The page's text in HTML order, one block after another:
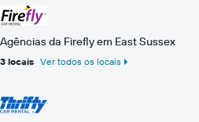
Agências da Firefly em East Sussex
3 locais Ver todos os locais